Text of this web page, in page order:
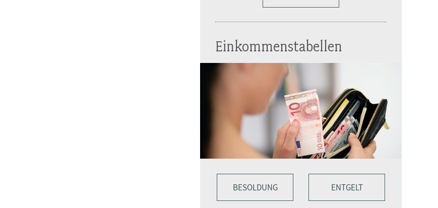
Einkommenstabellen
BESOLDUNG ENTGELT